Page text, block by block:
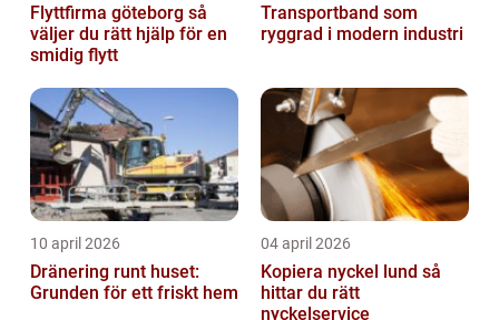
Flyttfirma göteborg så
väljer du rätt hjälp för en
smidig flytt
Transportband som
ryggrad i modern industri
10 april 2026
Dränering runt huset:
Grunden för ett friskt hem
04 april 2026
Kopiera nyckel lund så
hittar du rätt
nyckelservice